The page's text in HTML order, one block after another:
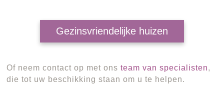
Gezinsvriendelijke huizen
Of neem contact op met onsteam van specialisten,
die tot uw beschikking staan om u te helpen.